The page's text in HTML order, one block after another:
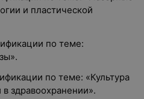
и пластической
по теме:
по теме: «Культура
здравоохранении».